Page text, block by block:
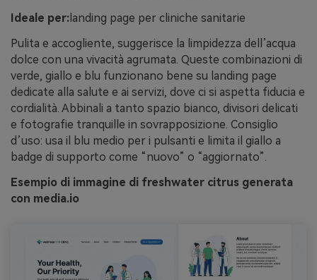
Ideale per: landing page per cliniche sanitarie
Pulita e accogliente, suggerisce la limpidezza dell’acqua
dolce con una vivacità agrumata. Queste combinazioni di
verde, giallo e blu funzionano bene su landing page
dedicate alla salute e ai servizi, dove ci si aspetta fiducia e
cordialità. Abbinali a tanto spazio bianco, divisori delicati
e fotografie tranquille in sovrapposizione. Consiglio
d’uso: usa il blu medio per i pulsanti e limita il giallo a
badge di supporto come “nuovo” o “aggiornato”.
Esempio di immagine di freshwater citrus generata
con media.io